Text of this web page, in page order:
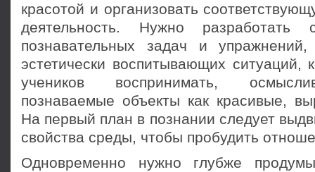
красотой и организовать
деятельность. Нужно разработать
познавательных задач и упражнений,
эстетически воспитывающих ситуаций,
учеников воспринимать,
познаваемые объекты как красивые,
На первый план в познании следует
свойства среды, чтобы пробудить
Одновременно нужно глубже